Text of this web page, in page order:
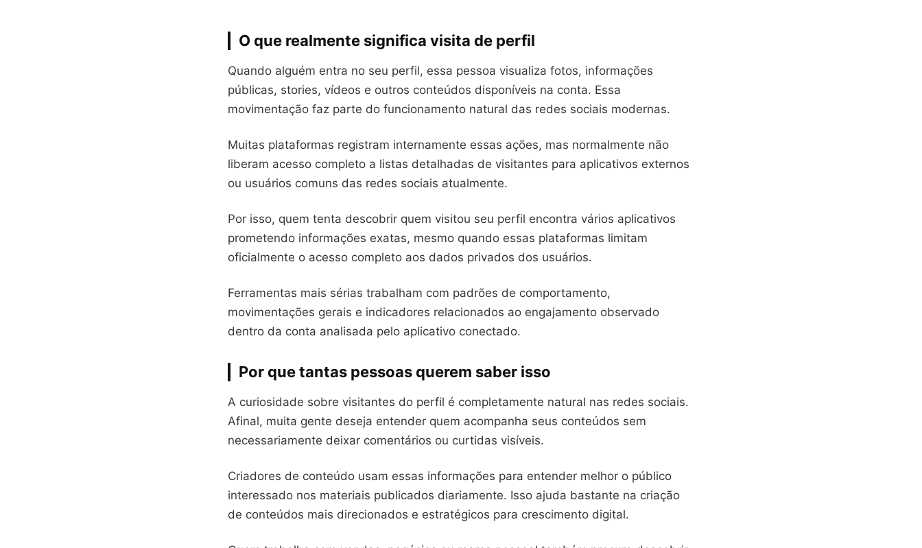
O que realmente significa visita de perfil
Quando alguém entra no seu perfil, essa pessoa visualiza fotos, informações
públicas, stories, vídeos e outros conteúdos disponíveis na conta. Essa
movimentação faz parte do funcionamento natural das redes sociais modernas.
Muitas plataformas registram internamente essas ações, mas normalmente não
liberam acesso completo a listas detalhadas de visitantes para aplicativos externos
ou usuários comuns das redes sociais atualmente.
Por isso, quem tenta descobrir quem visitou seu perfil encontra vários aplicativos
prometendo informações exatas, mesmo quando essas plataformas limitam
oficialmente o acesso completo aos dados privados dos usuários.
Ferramentas mais sérias trabalham com padrões de comportamento,
movimentações gerais e indicadores relacionados ao engajamento observado
dentro da conta analisada pelo aplicativo conectado.
Por que tantas pessoas querem saber isso
A curiosidade sobre visitantes do perfil é completamente natural nas redes sociais.
Afinal, muita gente deseja entender quem acompanha seus conteúdos sem
necessariamente deixar comentários ou curtidas visíveis.
Criadores de conteúdo usam essas informações para entender melhor o público
interessado nos materiais publicados diariamente. Isso ajuda bastante na criação
de conteúdos mais direcionados e estratégicos para crescimento digital.